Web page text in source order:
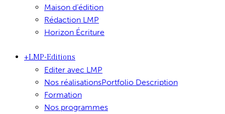
Maison d’édition
Rédaction LMP
Horizon Écriture
+LMP-Editions
Editer avec LMP
Nos réalisationsPortfolio Description
Formation
Nos programmes